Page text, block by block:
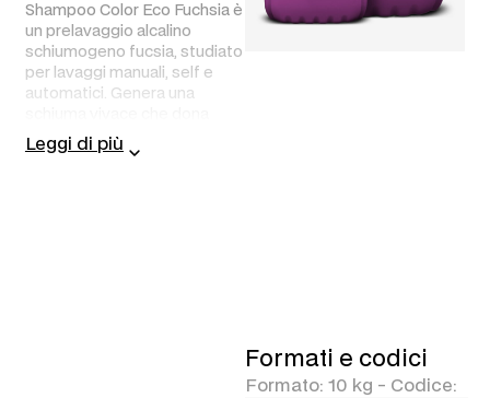
Shampoo Color Eco Fuchsia è
un prelavaggio alcalino
schiumogeno fucsia, studiato
per lavaggi manuali, self e
automatici. Genera una
brillantezza alla superficie e
migliora la percezione del
Leggi di più
Formati e codici
Formato: 10 kg - Codice: